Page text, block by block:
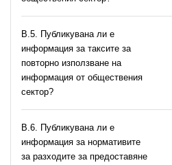
В.5. Публикувана ли е
информация за таксите за
повторно използване на
информация от обществения
сектор?
В.6. Публикувана ли е
информация за нормативите
за разходите за предоставяне